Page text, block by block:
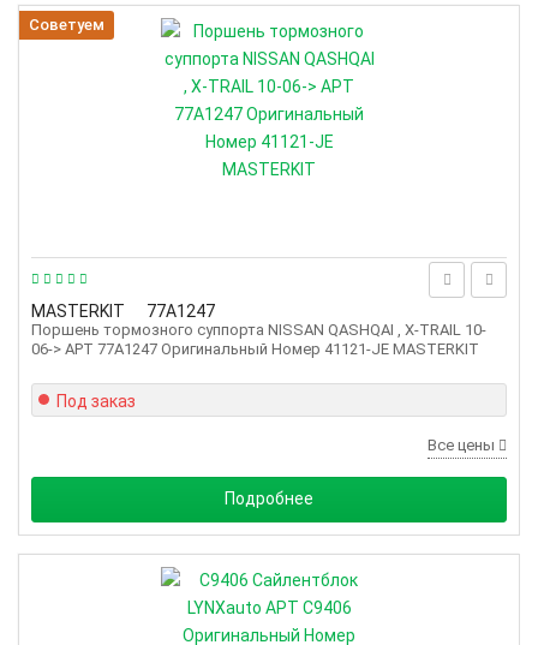
MASTERKIT 77A1247
Поршень тормозного суппорта NISSAN QASHQAI , X-TRAIL 10-
06-> АРТ 77A1247 Оригинальный Номер 41121-JE MASTERKIT
Советуем
Под заказ
Все цены
Подробнее